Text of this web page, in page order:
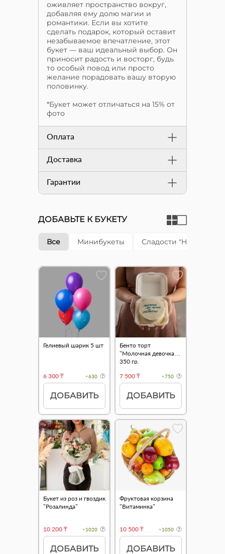
оживляет пространство вокруг,
добавляя ему долю магии и
романтики. Если вы хотите
сделать подарок, который оставит
незабываемое впечатление, этот
букет — ваш идеальный выбор. Он
приносит радость и восторг, будь
то особый повод или просто
желание порадовать вашу вторую
половинку.
*Букет может отличаться на 15% от
фото
Оплата
Доставка
Гарантии
ДОБАВЬТЕ К БУКЕТУ
Все Минибукеты Сладости "Happy cake"
Гелиевый шарик 5 шт
6 300 ₸ +630
ДОБАВИТЬ
Бенто торт
"Молочная девочка"
350 гр.
7 500 ₸
+750
ДОБАВИТЬ
Букет из роз и гвоздик
"Розалинда"
10 200 ₸ +1020
ДОБАВИТЬ
Фруктовая корзина
"Витаминка"
10 500 ₸ +1050
ДОБАВИТЬ